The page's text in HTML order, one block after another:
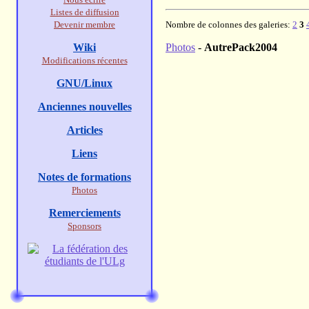
Nombre de colonnes des galeries: 2 3
Photos - AutrePack2004
Listes de diffusion
Devenir membre
Wiki
Modifications récentes
GNU/Linux
Anciennes nouvelles
Articles
Liens
Notes de formations
Photos
Remerciements
Sponsors